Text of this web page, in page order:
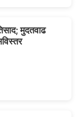
मुदतवाढ